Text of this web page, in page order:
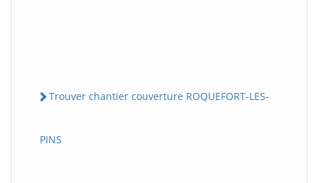
Trouver chantier couverture ROQUEFORT-LES-
PINS